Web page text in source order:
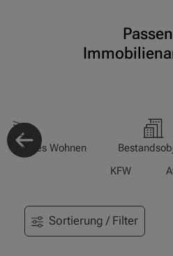
Wohnen
KFW
Sortierung / Filter